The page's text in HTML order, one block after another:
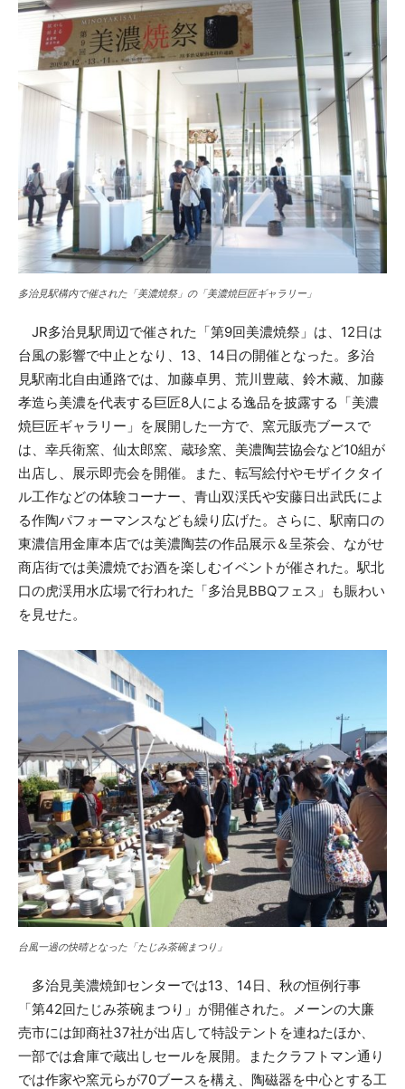
多治見駅構内で催された「美濃焼祭」の「美濃焼巨匠ギャラリー」
JR多治見駅周辺で催された「第9回美濃焼祭」は、12日は
台風の影響で中止となり、13、14日の開催となった。多治
見駅南北自由通路では、加藤卓男、荒川豊蔵、鈴木藏、加藤
孝造ら美濃を代表する巨匠8人による逸品を披露する「美濃
焼巨匠ギャラリー」を展開した一方で、窯元販売ブースで
は、幸兵衛窯、仙太郎窯、蔵珍窯、美濃陶芸協会など10組が
出店し、展示即売会を開催。また、転写絵付やモザイクタイ
ル工作などの体験コーナー、青山双渓氏や安藤日出武氏によ
る作陶パフォーマンスなども繰り広げた。さらに、駅南口の
東濃信用金庫本店では美濃陶芸の作品展示＆呈茶会、ながせ
商店街では美濃焼でお酒を楽しむイベントが催された。駅北
口の虎渓用水広場で行われた「多治見BBQフェス」も賑わい
を見せた。
台風一過の快晴となった「たじみ茶碗まつり」
多治見美濃焼卸センターでは13、14日、秋の恒例行事
「第42回たじみ茶碗まつり」が開催された。メーンの大廉
売市には卸商社37社が出店して特設テントを連ねたほか、
一部では倉庫で蔵出しセールを展開。またクラフトマン通り
では作家や窯元らが70ブースを構え、陶磁器を中心とする工